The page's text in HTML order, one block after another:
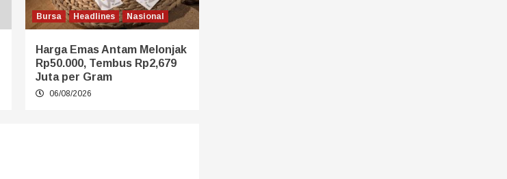
Bursa Headlines Nasional
Harga Emas Antam Melonjak
Rp50.000, Tembus Rp2,679
Juta per Gram
06/08/2026